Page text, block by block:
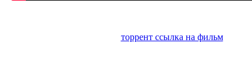
торрент ссылка на фильм